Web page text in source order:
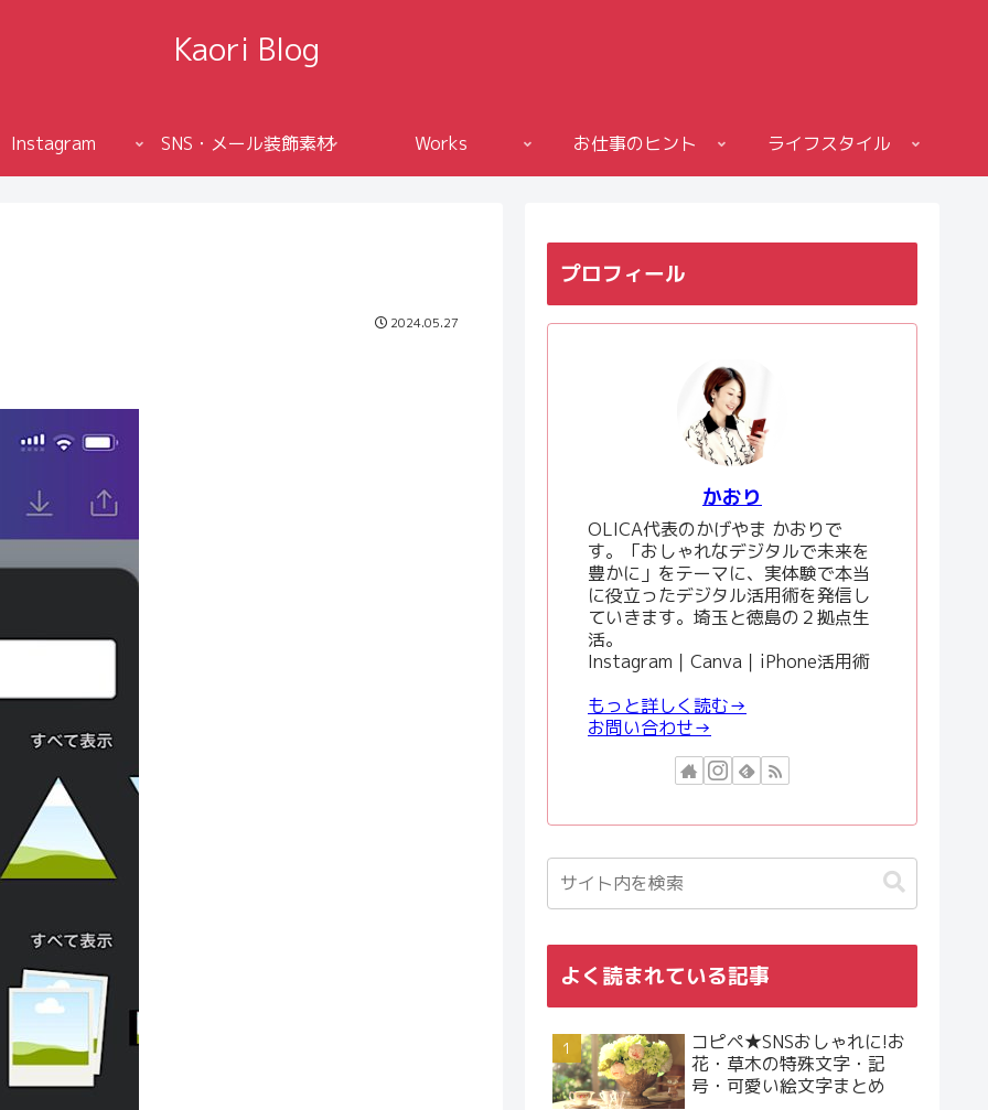
Kaori Blog
Instagram SNS・メール装飾素材 Works お仕事のヒント ライフスタイル
2024.05.27
プロフィール
かおり
OLICA代表のかげやま かおりで
す。「おしゃれなデジタルで未来を
豊かに」をテーマに、実体験で本当
に役立ったデジタル活用術を発信し
ていきます。埼玉と徳島の２拠点生
活。
Instagram｜Canva｜iPhone活用術
もっと詳しく読む→
お問い合わせ→
よく読まれている記事
コピペ★SNSおしゃれに!お
花・草木の特殊文字・記
号・可愛い絵文字まとめ